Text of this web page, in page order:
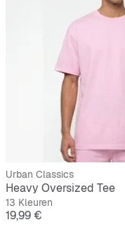
Urban Classics
Heavy Oversized Tee
13 Kleuren
Prijs
19,99 €